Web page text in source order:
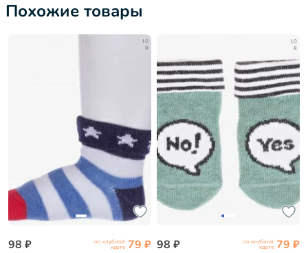
Похожие товары
10
8
98 ₽ по клубной
карте 79 ₽
10
8
98 ₽ по клубной
карте 79 ₽